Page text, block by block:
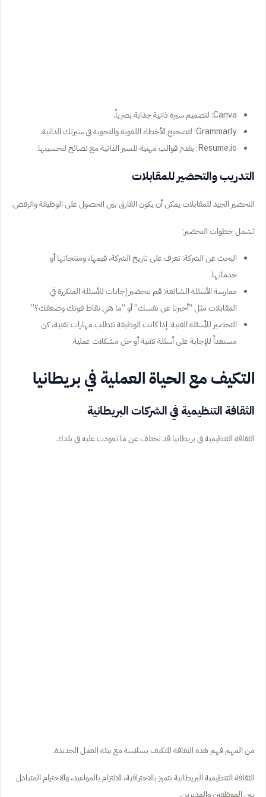
Canva: لتصميم سيرة ذاتية جذابة بصرياً.
Grammarly: لتصحيح الأخطاء اللغوية والنحوية في سيرتك الذاتية.
Resume.io: يقدم قوالب مهنية للسير الذاتية مع نصائح لتحسينها.
التدريب والتحضير للمقابلات
التحضير الجيد للمقابلات يمكن أن يكون الفارق بين الحصول على الوظيفة والرفض.
تشمل خطوات التحضير:
البحث عن الشركة: تعرف على تاريخ الشركة، قيمها، ومنتجاتها أو
خدماتها.
ممارسة الأسئلة الشائعة: قم بتحضير إجابات للأسئلة المتكررة في
المقابلات مثل “أخبرنا عن نفسك” أو “ما هي نقاط قوتك وضعفك؟”
التحضير للأسئلة الفنية: إذا كانت الوظيفة تتطلب مهارات تقنية، كن
مستعداً للإجابة على أسئلة تقنية أو حل مشكلات عملية.
التكيف مع الحياة العملية في بريطانيا
الثقافة التنظيمية في الشركات البريطانية
الثقافة التنظيمية في بريطانيا قد تختلف عن ما تعودت عليه في بلدك.
من المهم فهم هذه الثقافة للتكيف بسلاسة مع بيئة العمل الجديدة.
الثقافة التنظيمية البريطانية تتميز بالاحترافية، الالتزام بالمواعيد، والاحترام المتبادل
بين الموظفين والمديرين.